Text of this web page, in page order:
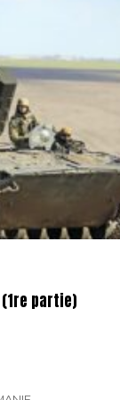
(1re partie)